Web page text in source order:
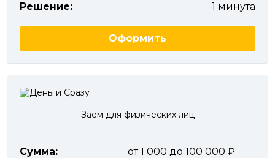
Решение:
1 минута
Оформить
Заём для физических лиц
Сумма:
от 1 000 до 100 000